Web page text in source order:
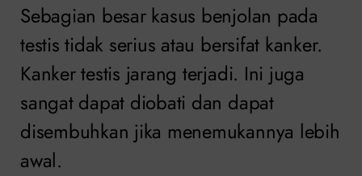
Sebagian besar kasus benjolan pada
testis tidak serius atau bersifat kanker.
Kanker testis jarang terjadi. Ini juga
sangat dapat diobati dan dapat
disembuhkan jika menemukannya lebih
awal.